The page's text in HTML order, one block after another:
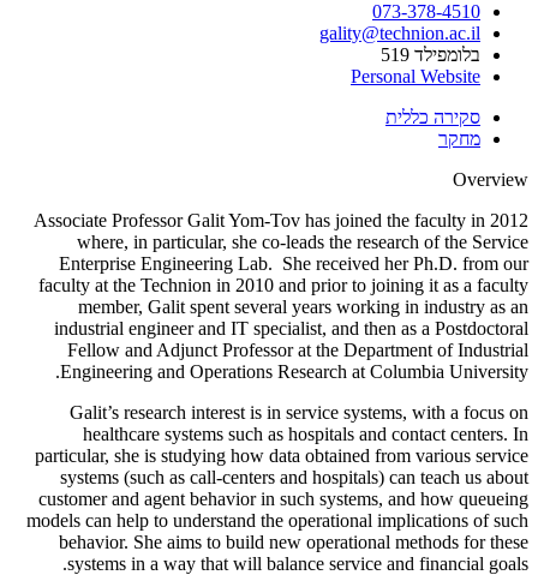
073-378-4510
gality@technion.ac.il
בלומפילד 519
Personal Website
סקירה כללית
מחקר
Overview
Associate Professor Galit Yom-Tov has joined the faculty in 2012
where, in particular, she co-leads the research of the Service
Enterprise Engineering Lab. She received her Ph.D. from our
faculty at the Technion in 2010 and prior to joining it as a faculty
member, Galit spent several years working in industry as an
industrial engineer and IT specialist, and then as a Postdoctoral
Fellow and Adjunct Professor at the Department of Industrial
Engineering and Operations Research at Columbia University.
Galit’s research interest is in service systems, with a focus on
healthcare systems such as hospitals and contact centers. In
particular, she is studying how data obtained from various service
systems (such as call-centers and hospitals) can teach us about
customer and agent behavior in such systems, and how queueing
models can help to understand the operational implications of such
behavior. She aims to build new operational methods for these
systems in a way that will balance service and financial goals.